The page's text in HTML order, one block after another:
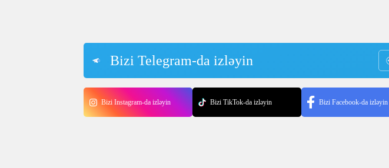
Bizi Telegram-da izləyin
Bizi Instagram-da izləyin Bizi TikTok-da izləyin Bizi Facebook-da izləyin